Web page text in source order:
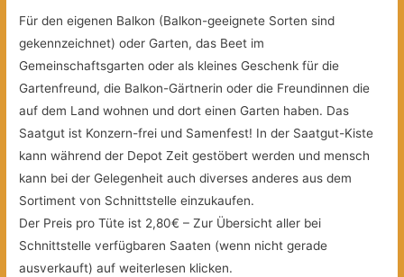
Für den eigenen Balkon (Balkon-geeignete Sorten sind
gekennzeichnet) oder Garten, das Beet im
Gemeinschaftsgarten oder als kleines Geschenk für die
Gartenfreund, die Balkon-Gärtnerin oder die Freundinnen die
auf dem Land wohnen und dort einen Garten haben. Das
Saatgut ist Konzern-frei und Samenfest! In der Saatgut-Kiste
kann während der Depot Zeit gestöbert werden und mensch
kann bei der Gelegenheit auch diverses anderes aus dem
Sortiment von Schnittstelle einzukaufen.
Der Preis pro Tüte ist 2,80€ – Zur Übersicht aller bei
Schnittstelle verfügbaren Saaten (wenn nicht gerade
ausverkauft) auf weiterlesen klicken.